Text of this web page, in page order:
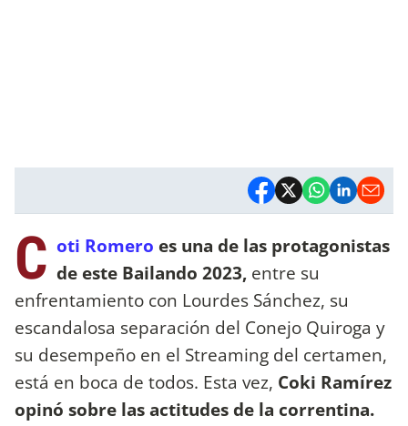
C oti Romero es una de las protagonistas
de este Bailando 2023, entre su
enfrentamiento con Lourdes Sánchez, su
escandalosa separación del Conejo Quiroga y
su desempeño en el Streaming del certamen,
está en boca de todos. Esta vez, Coki Ramírez
opinó sobre las actitudes de la correntina.